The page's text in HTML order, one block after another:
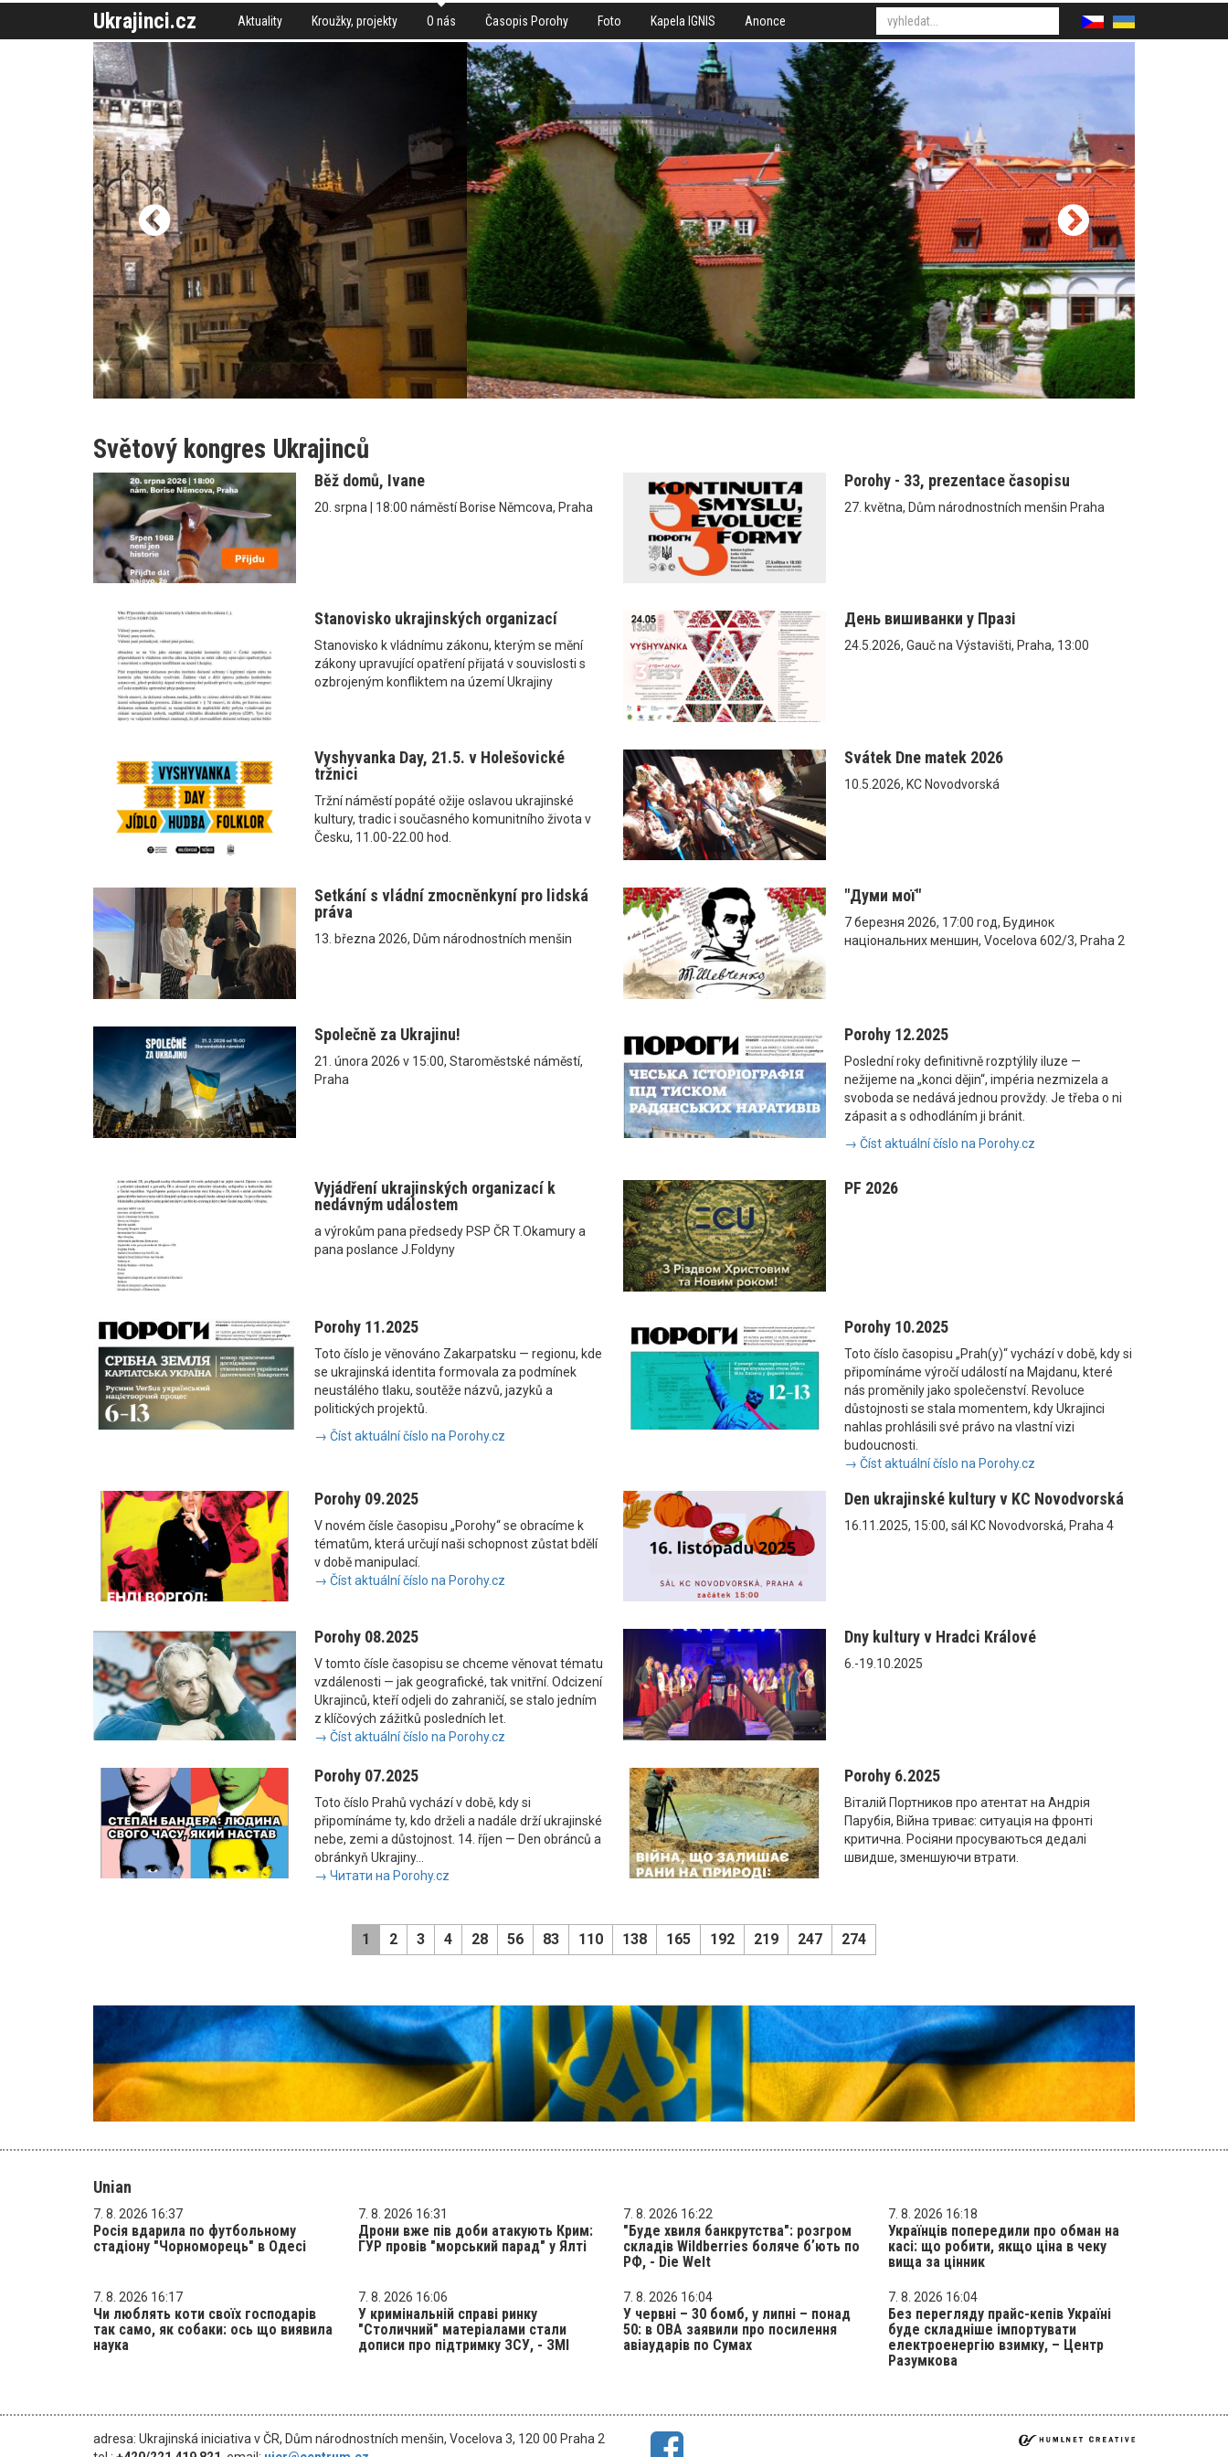
Ukrajinci.cz Aktuality Kroužky, projekty O nás Časopis Porohy Foto Kapela IGNIS Anonce
Světový kongres Ukrajinců
Běž domů, Ivane
20. srpna | 18:00 náměstí Borise Němcova, Praha
Porohy - 33, prezentace časopisu
27. května, Dům národnostních menšin Praha
Stanovisko ukrajinských organizací
Stanovisko k vládnímu zákonu, kterým se mění
zákony upravující opatření přijatá v souvislosti s
ozbrojeným konfliktem na území Ukrajiny
День вишиванки у Празі
24.5.2026, Gauč na Výstavišti, Praha, 13:00
Vyshyvanka Day, 21.5. v Holešovické
tržnici
Tržní náměstí popáté ožije oslavou ukrajinské
kultury, tradic i současného komunitního života v
Česku, 11.00-22.00 hod.
Svátek Dne matek 2026
10.5.2026, KC Novodvorská
Setkání s vládní zmocněnkyní pro lidská
práva
13. března 2026, Dům národnostních menšin
"Думи мої"
7 березня 2026, 17:00 год, Будинок
національних меншин, Vocelova 602/3, Praha 2
Společně za Ukrajinu!
21. února 2026 v 15:00, Staroměstské náměstí,
Praha
Porohy 12.2025
Poslední roky definitivně rozptýlily iluze —
nežijeme na „konci dějin“, impéria nezmizela a
svoboda se nedává jednou provždy. Je třeba o ni
zápasit a s odhodláním ji bránit.
→ Číst aktuální číslo na Porohy.cz
Vyjádření ukrajinských organizací k
nedávným událostem
a výrokům pana předsedy PSP ČR T.Okamury a
pana poslance J.Foldyny
PF 2026
Porohy 11.2025
Toto číslo je věnováno Zakarpatsku — regionu, kde
se ukrajinská identita formovala za podmínek
neustálého tlaku, soutěže názvů, jazyků a
politických projektů.
→ Číst aktuální číslo na Porohy.cz
Porohy 10.2025
Toto číslo časopisu „Prah(y)“ vychází v době, kdy si
připomínáme výročí událostí na Majdanu, které
nás proměnily jako společenství. Revoluce
důstojnosti se stala momentem, kdy Ukrajinci
nahlas prohlásili své právo na vlastní vizi
budoucnosti.
→ Číst aktuální číslo na Porohy.cz
Porohy 09.2025
V novém čísle časopisu „Porohy“ se obracíme k
tématům, která určují naši schopnost zůstat bdělí
v době manipulací.
→ Číst aktuální číslo na Porohy.cz
Den ukrajinské kultury v KC Novodvorská
16.11.2025, 15:00, sál KC Novodvorská, Praha 4
Porohy 08.2025
V tomto čísle časopisu se chceme věnovat tématu
vzdálenosti — jak geografické, tak vnitřní. Odcizení
Ukrajinců, kteří odjeli do zahraničí, se stalo jedním
z klíčových zážitků posledních let.
→ Číst aktuální číslo na Porohy.cz
Dny kultury v Hradci Králové
6.-19.10.2025
Porohy 07.2025
Toto číslo Prahů vychází v době, kdy si
připomínáme ty, kdo drželi a nadále drží ukrajinské
nebe, zemi a důstojnost. 14. říjen — Den obránců a
obránkyň Ukrajiny...
→ Читати на Porohy.cz
Porohy 6.2025
Віталій Портников про атентат на Андрія
Парубія, Війна триває: ситуація на фронті
критична. Росіяни просуваються дедалі
швидше, зменшуючи втрати.
1 2 3 4 28 56 83 110 138 165 192 219 247 274
Unian
7. 8. 2026 16:37
Росія вдарила по футбольному
стадіону "Чорноморець" в Одесі
7. 8. 2026 16:31
Дрони вже пів доби атакують Крим:
ГУР провів "морський парад" у Ялті
7. 8. 2026 16:22
"Буде хвиля банкрутства": розгром
складів Wildberries боляче бʼють по
РФ, - Die Welt
7. 8. 2026 16:18
Українців попередили про обман на
касі: що робити, якщо ціна в чеку
вища за цінник
7. 8. 2026 16:17
Чи люблять коти своїх господарів
так само, як собаки: ось що виявила
наука
7. 8. 2026 16:06
У кримінальній справі ринку
"Столичний" матеріалами стали
дописи про підтримку ЗСУ, - ЗМІ
7. 8. 2026 16:04
У червні – 30 бомб, у липні – понад
50: в ОВА заявили про посилення
авіаударів по Сумах
7. 8. 2026 16:04
Без перегляду прайс-кепів Україні
буде складніше імпортувати
електроенергію взимку, – Центр
Разумкова
adresa: Ukrajinská iniciativa v ČR, Dům národnostních menšin, Vocelova 3, 120 00 Praha 2